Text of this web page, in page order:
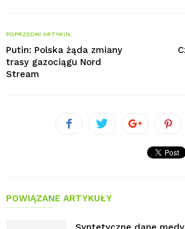
POPRZEDNI ARTYKUŁ
Putin: Polska żąda zmiany
trasy gazociągu Nord
Stream
POWIĄZANE ARTYKUŁY